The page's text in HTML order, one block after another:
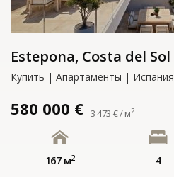
Estepona, Costa del Sol
Купить | Апартаменты | Испания
580 000 € 3 473 € / м2
167 м2 4